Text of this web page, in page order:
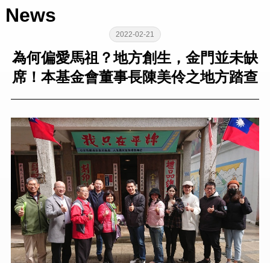
News
2022-02-21
為何偏愛馬祖？地方創生，金門並未缺
席！本基金會董事長陳美伶之地方踏查